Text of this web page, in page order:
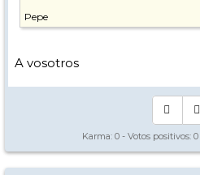
Pepe
A vosotros
Karma: 0 - Votos positivos: 0